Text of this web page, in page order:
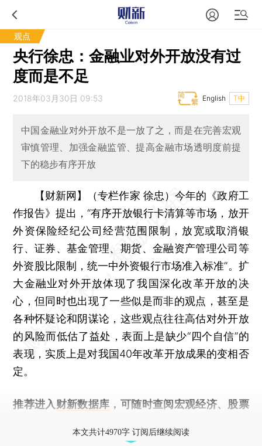
观点
央行徐忠：金融业对外开放没有过
度而是不足
2018年03月30日 09:53 T中
English
中国金融业对外开放不是一放了之，而是在完善宏观
审慎管理、加强金融监管、提高金融市场透明度前提
下的稳步有序开放
【财新网】（专栏作家 徐忠）今年的《政府工
作报告》提出，“有序开放银行卡清算等市场，放开
外资保险经纪公司经营范围限制，放宽或取消银
行、证券、基金管理、期货、金融资产管理公司等
外资股比限制，统一中外资银行市场准入标准”。扩
大金融业对外开放体现了我国深化改革开放的决
心，但同时也出现了一些似是而非的观点，甚至是
各种怀疑论和阴谋论，这些观点往往高估对外开放
的风险而低估了益处，表面上是缺少“四个自信”的
表现，实质上是对我国40年改革开放成果的变相否
定。
推荐进入 财新数据库 ，可随时查阅宏观经济、股票
本文共计4970字 订阅后继续阅读